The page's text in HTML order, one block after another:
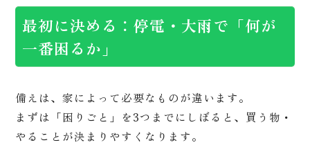
最初に決める：停電・大雨で「何が
一番困るか」
備えは、家によって必要なものが違います。
まずは「困りごと」を3つまでにしぼると、買う物・
やることが決まりやすくなります。